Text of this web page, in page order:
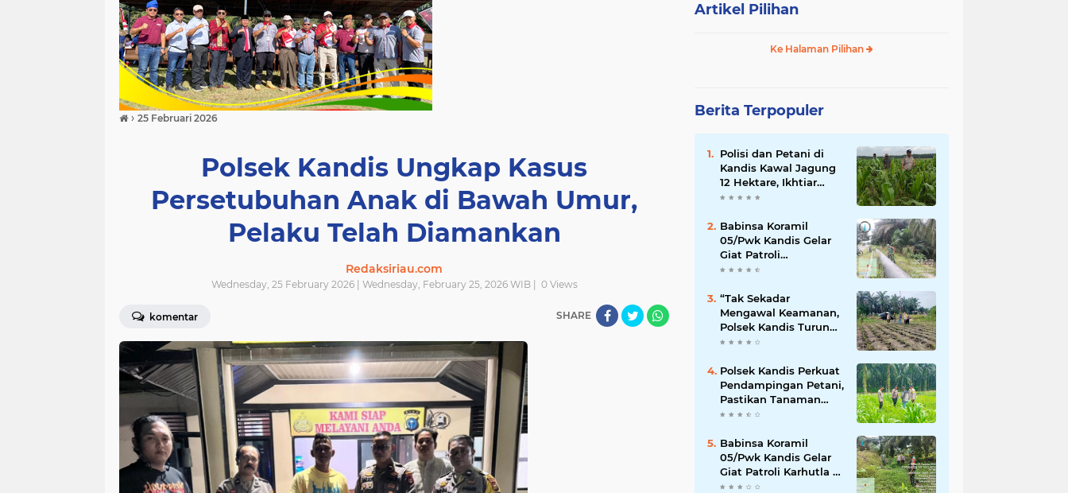
› 25 Februari 2026
Polsek Kandis Ungkap Kasus
Persetubuhan Anak di Bawah Umur,
Pelaku Telah Diamankan
Redaksiriau.com
Wednesday, 25 February 2026 | Wednesday, February 25, 2026 WIB | 0Views
komentar SHARE
Artikel Pilihan
Ke Halaman Pilihan
Berita Terpopuler
Polisi dan Petani di
Kandis Kawal Jagung
12 Hektare, Ikhtiar
Menjaga Ketahanan
Babinsa Koramil
05/Pwk Kandis Gelar
Giat Patroli
Pengamanan Line
Kandis Kandis
“Tak Sekadar
Mengawal Keamanan,
Polsek Kandis Turun
ke Lahan Jagung
Pangan
Polsek Kandis Perkuat
Pendampingan Petani,
Pastikan Tanaman
Jagung Tumbuh
Swasembada Pangan
Nasional
Babinsa Koramil
05/Pwk Kandis Gelar
Giat Patroli Karhutla di
Wilayah Kelurahan